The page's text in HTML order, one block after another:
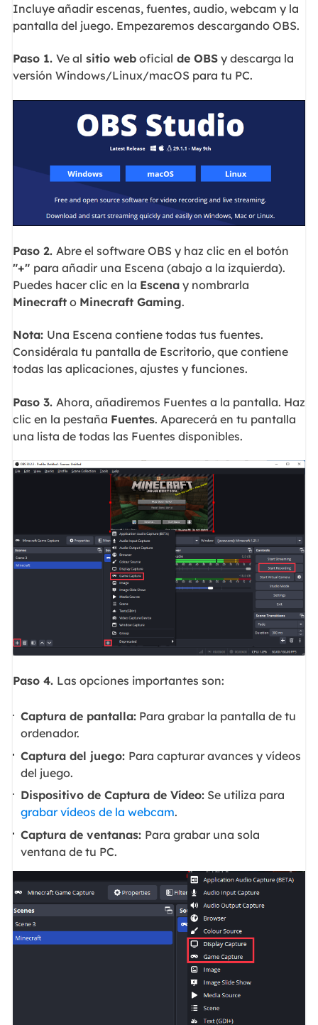
Incluye añadir escenas, fuentes, audio, webcam y la
pantalla del juego. Empezaremos descargando OBS.
Paso 1. Ve al sitio weboficial de OBSy descarga la
versión Windows/Linux/macOS para tu PC.
Paso 2. Abre el software OBS y haz clic en el botón
"+" para añadir una Escena (abajo a la izquierda).
Puedes hacer clic en la Escenay nombrarla
Minecrafto Minecraft Gaming.
Nota: Una Escena contiene todas tus fuentes.
Considérala tu pantalla de Escritorio, que contiene
todas las aplicaciones, ajustes y funciones.
Paso 3. Ahora, añadiremos Fuentes a la pantalla. Haz
clic en la pestaña Fuentes. Aparecerá en tu pantalla
una lista de todas las Fuentes disponibles.
Paso 4. Las opciones importantes son:
Captura de pantalla: Para grabar la pantalla de tu
ordenador.
Captura del juego: Para capturar avances y vídeos
del juego.
Dispositivo de Captura de Vídeo: Se utiliza para
grabar vídeos de la webcam.
Captura de ventanas: Para grabar una sola
ventana de tu PC.